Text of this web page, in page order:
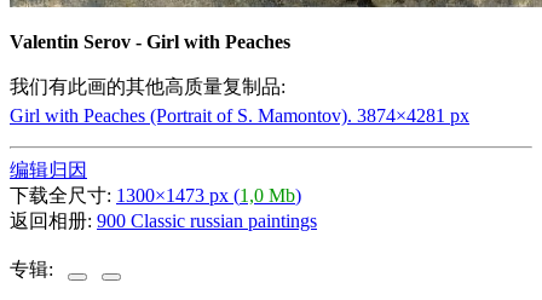
Valentin Serov - Girl with Peaches
我们有此画的其他高质量复制品:
Girl with Peaches (Portrait of S. Mamontov). 3874×4281 px
编辑归因
下载全尺寸: 1300×1473 px (1,0 Mb)
返回相册: 900 Classic russian paintings
专辑: